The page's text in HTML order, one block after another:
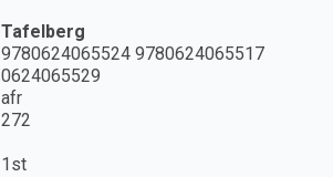
Tafelberg
9780624065524 9780624065517
0624065529
afr
272
1st